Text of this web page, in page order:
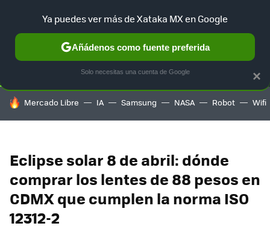
SELECCIÓN GAMING HOME AUTO TERRITORIO
HOY SE HABLA DE
Mercado Libre IA Samsung NASA Robot Wifi
Eclipse solar 8 de abril: dónde
comprar los lentes de 88 pesos en
CDMX que cumplen la norma ISO
12312-2
×
Ya puedes ver más de Xataka MX en Google
Añádenos como fuente preferida
Solo necesitas una cuenta de Google